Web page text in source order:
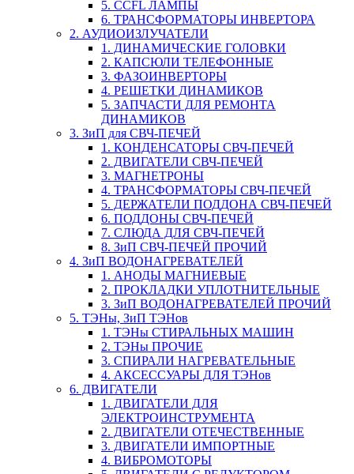
5. CCFL ЛАМПЫ
6. ТРАНСФОРМАТОРЫ ИНВЕРТОРА
2. АУДИОИЗЛУЧАТЕЛИ
1. ДИНАМИЧЕСКИЕ ГОЛОВКИ
2. КАПСЮЛИ ТЕЛЕФОННЫЕ
3. ФАЗОИНВЕРТОРЫ
4. РЕШЕТКИ ДИНАМИКОВ
5. ЗАПЧАСТИ ДЛЯ РЕМОНТА
ДИНАМИКОВ
3. ЗиП для СВЧ-ПЕЧЕЙ
1. КОНДЕНСАТОРЫ СВЧ-ПЕЧЕЙ
2. ДВИГАТЕЛИ СВЧ-ПЕЧЕЙ
3. МАГНЕТРОНЫ
4. ТРАНСФОРМАТОРЫ СВЧ-ПЕЧЕЙ
5. ДЕРЖАТЕЛИ ПОДДОНА СВЧ-ПЕЧЕЙ
6. ПОДДОНЫ СВЧ-ПЕЧЕЙ
7. СЛЮДА ДЛЯ СВЧ-ПЕЧЕЙ
8. ЗиП СВЧ-ПЕЧЕЙ ПРОЧИЙ
4. ЗиП ВОДОНАГРЕВАТЕЛЕЙ
1. АНОДЫ МАГНИЕВЫЕ
2. ПРОКЛАДКИ УПЛОТНИТЕЛЬНЫЕ
3. ЗиП ВОДОНАГРЕВАТЕЛЕЙ ПРОЧИЙ
5. ТЭНы, ЗиП ТЭНов
1. ТЭНы СТИРАЛЬНЫХ МАШИН
2. ТЭНы ПРОЧИЕ
3. СПИРАЛИ НАГРЕВАТЕЛЬНЫЕ
4. АКСЕССУАРЫ ДЛЯ ТЭНов
6. ДВИГАТЕЛИ
1. ДВИГАТЕЛИ ДЛЯ
ЭЛЕКТРОИНСТРУМЕНТА
2. ДВИГАТЕЛИ ОТЕЧЕСТВЕННЫЕ
3. ДВИГАТЕЛИ ИМПОРТНЫЕ
4. ВИБРОМОТОРЫ